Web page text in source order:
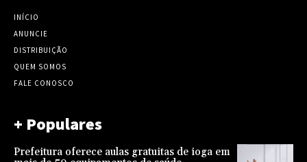
INÍCIO
ANUNCIE
DISTRIBUIÇÃO
QUEM SOMOS
FALE CONOSCO
+ Populares
Prefeitura oferece aulas gratuitas de ioga em